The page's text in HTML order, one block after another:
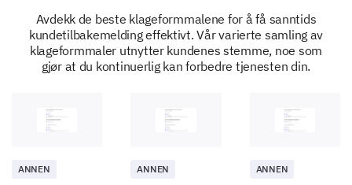
Kan du foreslå et spesifikt område hvor våre
Avdekk de beste klageformmalene for å få sanntids
kundetilbakemelding effektivt. Vår varierte samling av
klageformmaler utnytter kundenes stemme, noe som
gjør at du kontinuerlig kan forbedre tjenesten din.
ANNEN ANNEN ANNEN